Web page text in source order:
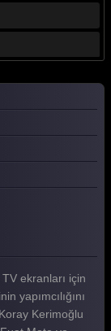
ekranları için
yapımcılığını
Kerimoğlu